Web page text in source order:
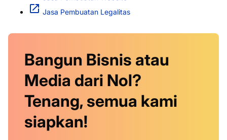
Jasa Pembuatan Legalitas
Bangun Bisnis atau
Media dari Nol?
Tenang, semua kami
siapkan!